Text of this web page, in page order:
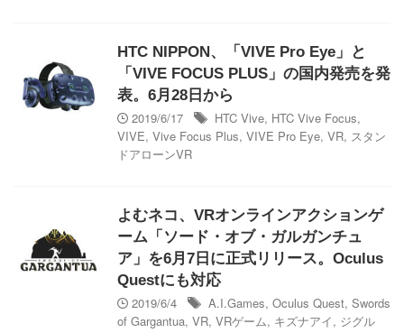
HTC NIPPON、「VIVE Pro Eye」と
「VIVE FOCUS PLUS」の国内発売を発
表。6月28日から
2019/6/17
HTC Vive, HTC Vive Focus,
VIVE, Vive Focus Plus, VIVE Pro Eye, VR, スタン
ドアローンVR
よむネコ、VRオンラインアクションゲ
ーム「ソード・オブ・ガルガンチュ
ア」を6月7日に正式リリース。Oculus
Questにも対応
2019/6/4
A.I.Games, Oculus Quest, Swords
of Gargantua, VR, VRゲーム, キズナアイ, ジグル